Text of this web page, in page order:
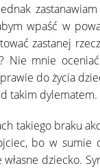
wpaść w
zastanej
Nie mnie
do życia
takim dylematem.
takiego braku
bo w
dziecko.